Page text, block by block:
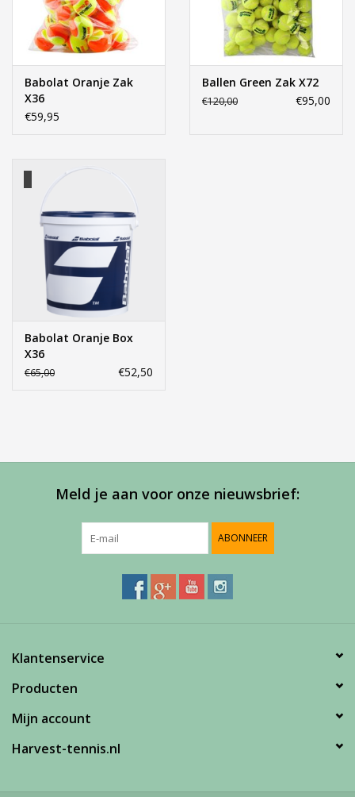
Babolat Oranje Zak
X36
€59,95
Ballen Green Zak X72
€120,00 €95,00
Babolat Oranje Box
X36
€65,00 €52,50
Meld je aan voor onze nieuwsbrief:
ABONNEER
Klantenservice
Producten
Mijn account
Harvest-tennis.nl